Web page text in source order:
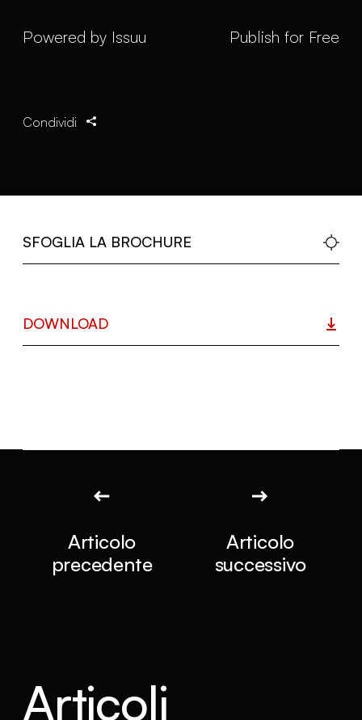
Powered by Issuu Publish for Free
Condividi
SFOGLIA LA BROCHURE
DOWNLOAD
Articolo
precedente
Articolo
successivo
Articoli